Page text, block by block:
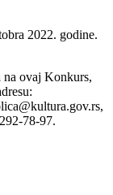
2022. godine.
na ovaj Konkurs,
78-97.